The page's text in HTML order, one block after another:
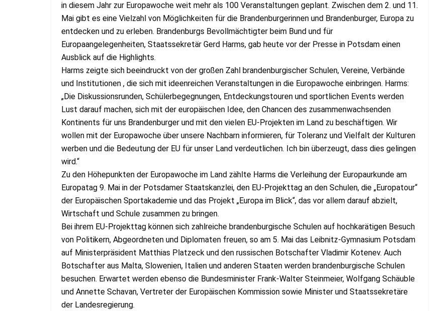
in diesem Jahr zur Europawoche weit mehr als 100 Veranstaltungen geplant. Zwischen dem 2. und 11.
Mai gibt es eine Vielzahl von Möglichkeiten für die Brandenburgerinnen und Brandenburger, Europa zu
entdecken und zu erleben. Brandenburgs Bevollmächtigter beim Bund und für
Europaangelegenheiten, Staatssekretär Gerd Harms, gab heute vor der Presse in Potsdam einen
Ausblick auf die Highlights.
Harms zeigte sich beeindruckt von der großen Zahl brandenburgischer Schulen, Vereine, Verbände
und Institutionen , die sich mit ideenreichen Veranstaltungen in die Europawoche einbringen. Harms:
„Die Diskussionsrunden, Schülerbegegnungen, Entdeckungstouren und sportlichen Events werden
Lust darauf machen, sich mit der europäischen Idee, den Chancen des zusammenwachsenden
Kontinents für uns Brandenburger und mit den vielen EU-Projekten im Land zu beschäftigen. Wir
wollen mit der Europawoche über unsere Nachbarn informieren, für Toleranz und Vielfalt der Kulturen
werben und die Bedeutung der EU für unser Land verdeutlichen. Ich bin überzeugt, dass dies gelingen
wird.“
Zu den Höhepunkten der Europawoche im Land zählte Harms die Verleihung der Europaurkunde am
Europatag 9. Mai in der Potsdamer Staatskanzlei, den EU-Projekttag an den Schulen, die „Europatour“
der Europäischen Sportakademie und das Projekt „Europa im Blick“, das vor allem darauf abzielt,
Wirtschaft und Schule zusammen zu bringen.
Bei ihrem EU-Projekttag können sich zahlreiche brandenburgische Schulen auf hochkarätigen Besuch
von Politikern, Abgeordneten und Diplomaten freuen, so am 5. Mai das Leibnitz-Gymnasium Potsdam
auf Ministerpräsident Matthias Platzeck und den russischen Botschafter Vladimir Kotenev. Auch
Botschafter aus Malta, Slowenien, Italien und anderen Staaten werden brandenburgische Schulen
besuchen. Erwartet werden ebenso die Bundesminister Frank-Walter Steinmeier, Wolfgang Schäuble
und Annette Schavan, Vertreter der Europäischen Kommission sowie Minister und Staatssekretäre
der Landesregierung.